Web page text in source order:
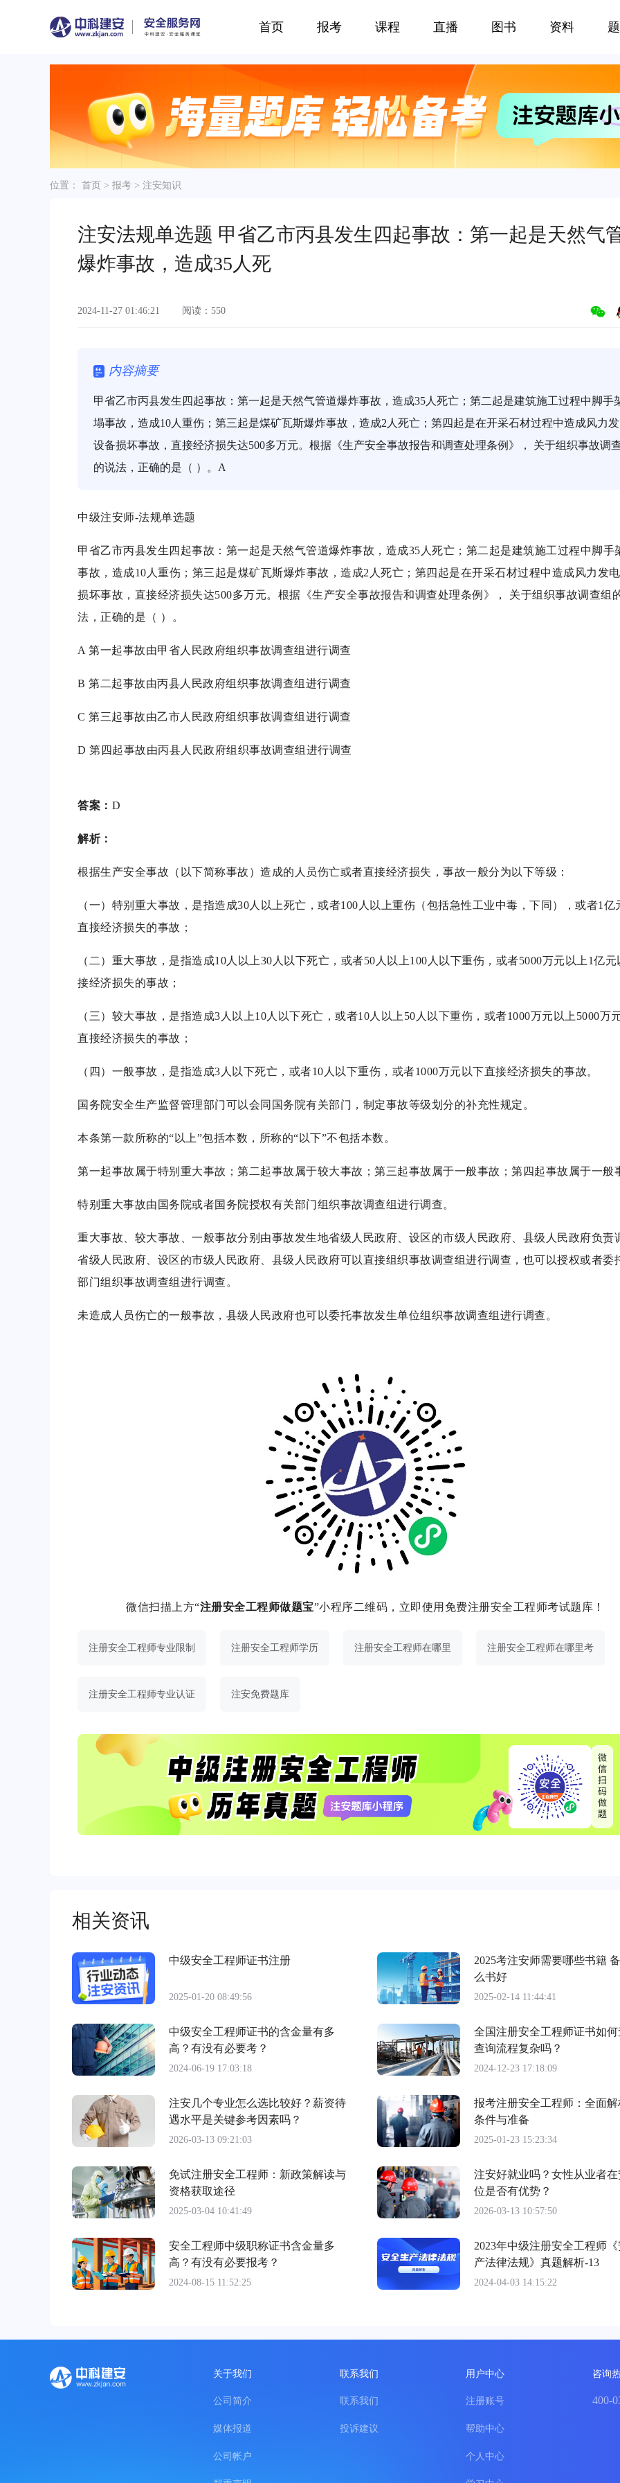
首页 报考 课程 直播 图书 资料
位置： 首页 > 报考 > 注安知识
注安法规单选题 甲省乙市丙县发生四起事故：第一起是天然气
爆炸事故，造成35人死
2024-11-27 01:46:21 阅读：550
内容摘要
甲省乙市丙县发生四起事故：第一起是天然气管道爆炸事故，造成35人死亡；第二起是建筑施工过程中脚手
塌事故，造成10人重伤；第三起是煤矿瓦斯爆炸事故，造成2人死亡；第四起是在开采石材过程中造成风力
设备损坏事故，直接经济损失达500多万元。根据《生产安全事故报告和调查处理条例》， 关于组织事故调
的说法，正确的是（ ）。A
中级注安师-法规单选题
甲省乙市丙县发生四起事故：第一起是天然气管道爆炸事故，造成35人死亡；第二起是建筑施工过程中脚手
事故，造成10人重伤；第三起是煤矿瓦斯爆炸事故，造成2人死亡；第四起是在开采石材过程中造成风力发
损坏事故，直接经济损失达500多万元。根据《生产安全事故报告和调查处理条例》， 关于组织事故调查组
法，正确的是（ ）。
A 第一起事故由甲省人民政府组织事故调查组进行调查
B 第二起事故由丙县人民政府组织事故调查组进行调查
C 第三起事故由乙市人民政府组织事故调查组进行调查
D 第四起事故由丙县人民政府组织事故调查组进行调查
答案： D
解析：
根据生产安全事故（以下简称事故）造成的人员伤亡或者直接经济损失，事故一般分为以下等级：
（一）特别重大事故，是指造成30人以上死亡，或者100人以上重伤（包括急性工业中毒，下同），或者1亿
直接经济损失的事故；
（二）重大事故，是指造成10人以上30人以下死亡，或者50人以上100人以下重伤，或者5000万元以上1亿元
接经济损失的事故；
（三）较大事故，是指造成3人以上10人以下死亡，或者10人以上50人以下重伤，或者1000万元以上5000万
直接经济损失的事故；
（四）一般事故，是指造成3人以下死亡，或者10人以下重伤，或者1000万元以下直接经济损失的事故。
国务院安全生产监督管理部门可以会同国务院有关部门，制定事故等级划分的补充性规定。
本条第一款所称的“以上”包括本数，所称的“以下”不包括本数。
第一起事故属于特别重大事故；第二起事故属于较大事故；第三起事故属于一般事故；第四起事故属于一般
特别重大事故由国务院或者国务院授权有关部门组织事故调查组进行调查。
重大事故、较大事故、一般事故分别由事故发生地省级人民政府、设区的市级人民政府、县级人民政府负责
省级人民政府、设区的市级人民政府、县级人民政府可以直接组织事故调查组进行调查，也可以授权或者委
部门组织事故调查组进行调查。
未造成人员伤亡的一般事故，县级人民政府也可以委托事故发生单位组织事故调查组进行调查。
微信扫描上方“注册安全工程师做题宝”小程序二维码，立即使用免费注册安全工程师考试题库！
注册安全工程师专业限制 注册安全工程师学历 注册安全工程师在哪里 注册安全工程师在哪里考
注册安全工程师专业认证 注安免费题库
相关资讯
中级安全工程师证书注册
2025-01-20 08:49:56
中级安全工程师证书的含金量有多
高？有没有必要考？
2024-06-19 17:03:18
注安几个专业怎么选比较好？薪资待
遇水平是关键参考因素吗？
2026-03-13 09:21:03
免试注册安全工程师：新政策解读与
资格获取途径
2025-03-04 10:41:49
安全工程师中级职称证书含金量多
高？有没有必要报考？
2024-08-15 11:52:25
2025考注安师需要哪些书籍
么书好
2025-02-14 11:44:41
全国注册安全工程师证书如
查询流程复杂吗？
2024-12-23 17:18:09
报考注册安全工程师：全面
条件与准备
2025-01-23 15:23:34
注安好就业吗？女性从业者
位是否有优势？
2026-03-13 10:57:50
2023年中级注册安全工程师
产法律法规》真题解析-13
2024-04-03 14:15:22
关于我们
公司简介
媒体报道
公司帐户
联系我们
联系我们
投诉建议
用户中心
注册账号
帮助中心
个人中心
咨询
400-